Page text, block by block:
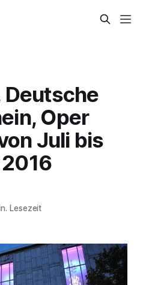
Oper
Juli bis
Lesezeit